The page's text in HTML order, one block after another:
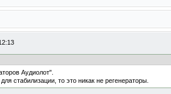
Аудиолот".
стабилизации, то это никак не регенераторы.